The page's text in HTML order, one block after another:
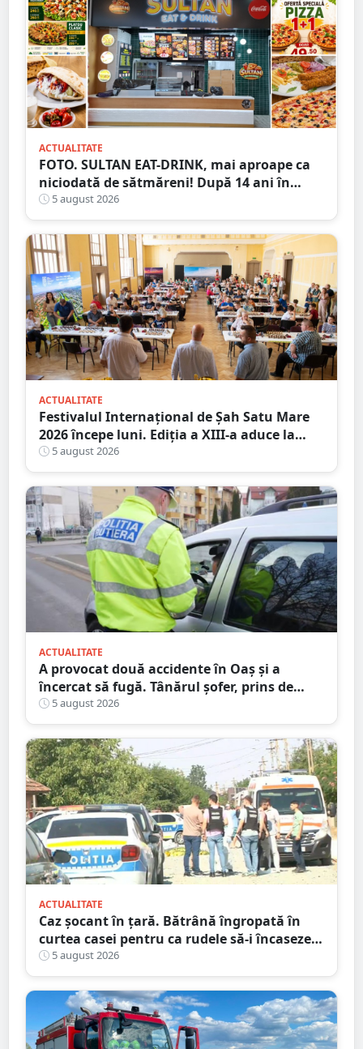
ACTUALITATE
FOTO. SULTAN EAT-DRINK, mai aproape ca
niciodată de sătmăreni! După 14 ani în
Micro 17, și-a deschis porțile în Shopping
City Satu Mare
5 august 2026
ACTUALITATE
Festivalul Internațional de Șah Satu Mare
2026 începe luni. Ediția a XIII-a aduce la
start peste 120 de participanți și șahiști din
șase țări.
5 august 2026
ACTUALITATE
A provocat două accidente în Oaș și a
încercat să fugă. Tânărul șofer, prins de
polițiștii sătmăreni. Încălcări grave ale
Codului Rutier
5 august 2026
ACTUALITATE
Caz șocant în țară. Bătrână îngropată în
curtea casei pentru ca rudele să-i încaseze
pensia
5 august 2026